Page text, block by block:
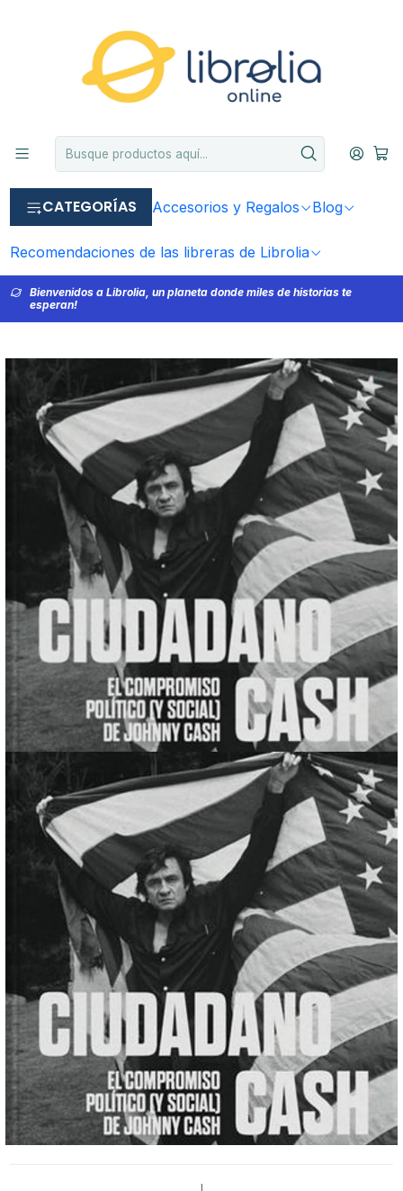
CATEGORÍAS Accesorios y Regalos Blog
Recomendaciones de las libreras de Librolia
Bienvenidos a Librolia, un planeta donde miles de historias te
esperan!